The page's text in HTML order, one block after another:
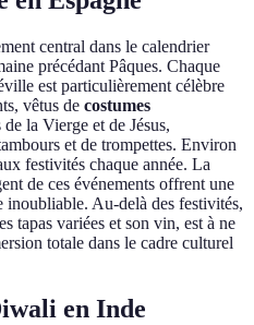
central dans le calendrier
précédant Pâques. Chaque
est particulièrement célèbre
vêtus de costumes
de la Vierge et de Jésus,
et de trompettes. Environ
festivités chaque année. La
de ces événements offrent une
Au-delà des festivités,
tapas variées et son vin, est à ne
totale dans le cadre culturel
en Inde